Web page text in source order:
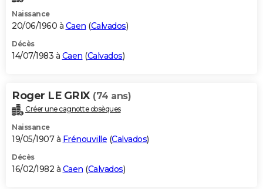
Naissance
20/06/1960 à Caen (Calvados)
Décès
14/07/1983 à Caen (Calvados)
Roger LE GRIX (74 ans)
Créer une cagnotte obsèques
Naissance
19/05/1907 à Frénouville (Calvados)
Décès
16/02/1982 à Caen (Calvados)